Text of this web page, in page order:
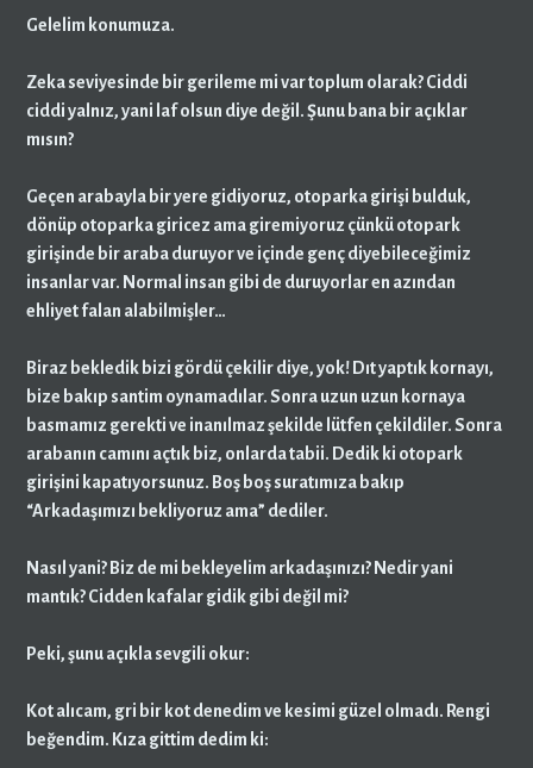
Gelelim konumuza.
Zeka seviyesinde bir gerileme mi var toplum olarak? Ciddi
ciddi yalnız, yani laf olsun diye değil. Şunu bana bir açıklar
mısın?
Geçen arabayla bir yere gidiyoruz, otoparka girişi bulduk,
dönüp otoparka giricez ama giremiyoruz çünkü otopark
girişinde bir araba duruyor ve içinde genç diyebileceğimiz
insanlar var. Normal insan gibi de duruyorlar en azından
ehliyet falan alabilmişler…
Biraz bekledik bizi gördü çekilir diye, yok! Dıt yaptık kornayı,
bize bakıp santim oynamadılar. Sonra uzun uzun kornaya
basmamız gerekti ve inanılmaz şekilde lütfen çekildiler. Sonra
arabanın camını açtık biz, onlarda tabii. Dedik ki otopark
girişini kapatıyorsunuz. Boş boş suratımıza bakıp
“Arkadaşımızı bekliyoruz ama” dediler.
Nasıl yani? Biz de mi bekleyelim arkadaşınızı? Nedir yani
mantık? Cidden kafalar gidik gibi değil mi?
Peki, şunu açıkla sevgili okur:
Kot alıcam, gri bir kot denedim ve kesimi güzel olmadı. Rengi
beğendim. Kıza gittim dedim ki: